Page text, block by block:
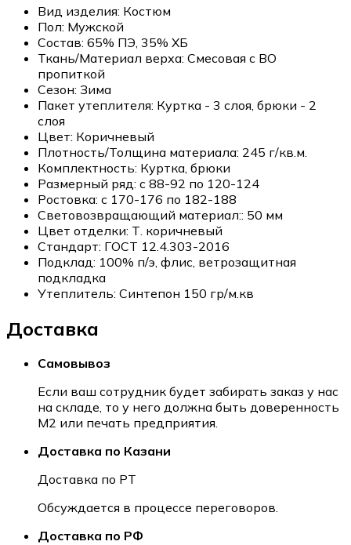
Вид изделия: Костюм
Пол: Мужской
Состав: 65% ПЭ, 35% ХБ
Ткань/Материал верха: Смесовая с ВО
пропиткой
Сезон: Зима
Пакет утеплителя: Куртка - 3 слоя, брюки - 2
слоя
Цвет: Коричневый
Плотность/Толщина материала: 245 г/кв.м.
Комплектность: Куртка, брюки
Размерный ряд: с 88-92 по 120-124
Ростовка: с 170-176 по 182-188
Световозвращающий материал:: 50 мм
Цвет отделки: Т. коричневый
Стандарт: ГОСТ 12.4.303-2016
Подклад: 100% п/э, флис, ветрозащитная
подкладка
Утеплитель: Синтепон 150 гр/м.кв
Доставка
Самовывоз
Если ваш сотрудник будет забирать заказ у нас
на складе, то у него должна быть доверенность
М2 или печать предприятия.
Доставка по Казани
Доставка по РТ
Обсуждается в процессе переговоров.
Доставка по РФ